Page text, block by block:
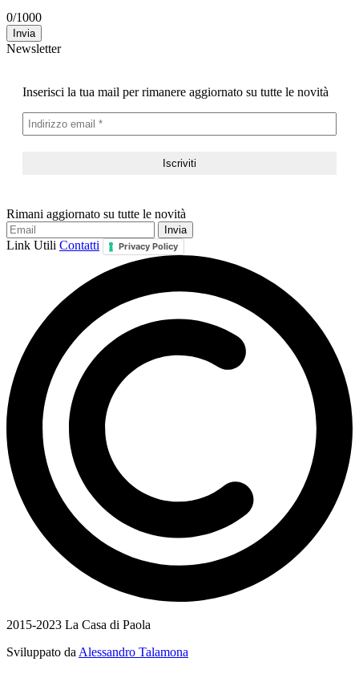
0/1000
Invia
Newsletter
Inserisci la tua mail per rimanere aggiornato su tutte le novità
Rimani aggiornato su tutte le novità
Link Utili Contatti Privacy Policy
2015-2023 La Casa di Paola
Sviluppato da Alessandro Talamona